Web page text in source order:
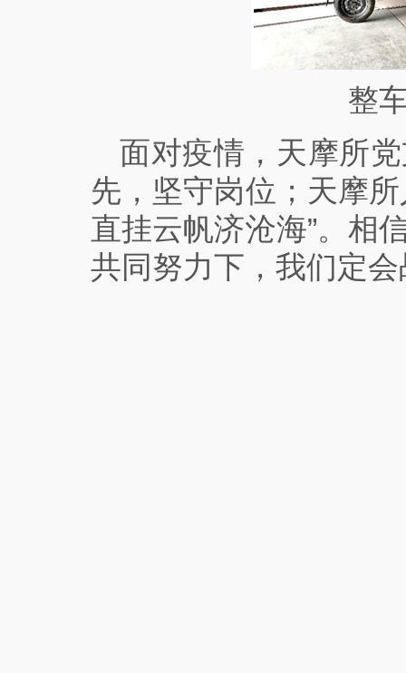
整
面对疫情，天摩所
先，坚守岗位；天摩
直挂云帆济沧海”。相
共同努力下，我们定